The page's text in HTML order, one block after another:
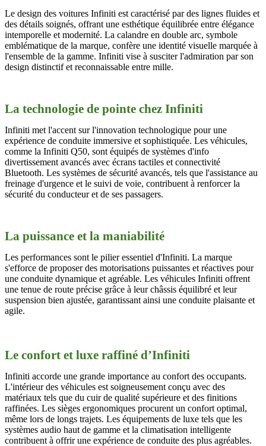
Le design des voitures Infiniti est caractérisé par des lignes fluides et
des détails soignés, offrant une esthétique équilibrée entre élégance
intemporelle et modernité. La calandre en double arc, symbole
emblématique de la marque, confère une identité visuelle marquée à
l'ensemble de la gamme. Infiniti vise à susciter l'admiration par son
design distinctif et reconnaissable entre mille.
La technologie de pointe chez Infiniti
Infiniti met l'accent sur l'innovation technologique pour une
expérience de conduite immersive et sophistiquée. Les véhicules,
comme la Infiniti Q50, sont équipés de systèmes d'info
divertissement avancés avec écrans tactiles et connectivité
Bluetooth. Les systèmes de sécurité avancés, tels que l'assistance au
freinage d'urgence et le suivi de voie, contribuent à renforcer la
sécurité du conducteur et de ses passagers.
La puissance et la maniabilité
Les performances sont le pilier essentiel d'Infiniti. La marque
s'efforce de proposer des motorisations puissantes et réactives pour
une conduite dynamique et agréable. Les véhicules Infiniti offrent
une tenue de route précise grâce à leur châssis équilibré et leur
suspension bien ajustée, garantissant ainsi une conduite plaisante et
agile.
Le confort et luxe raffiné d’Infiniti
Infiniti accorde une grande importance au confort des occupants.
L'intérieur des véhicules est soigneusement conçu avec des
matériaux tels que du cuir de qualité supérieure et des finitions
raffinées. Les sièges ergonomiques procurent un confort optimal,
même lors de longs trajets. Les équipements de luxe tels que les
systèmes audio haut de gamme et la climatisation intelligente
contribuent à offrir une expérience de conduite des plus agréables.